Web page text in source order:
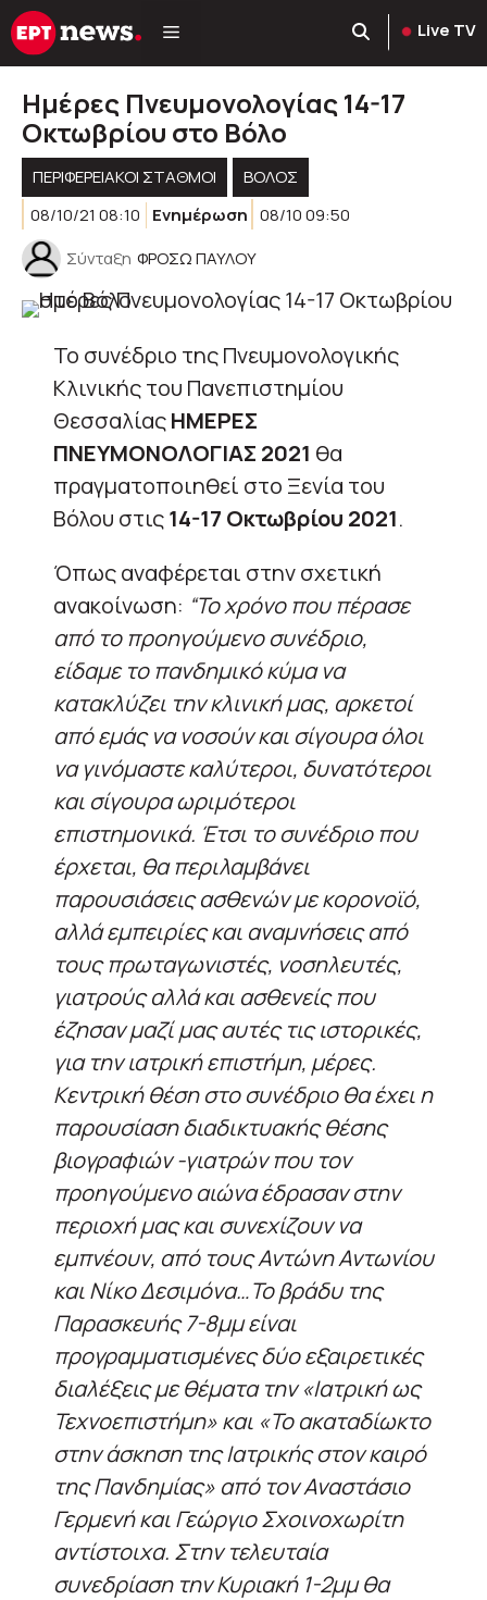
Μετάβαση
σε
Live TV
Ημέρες Πνευμονολογίας 14-17
Οκτωβρίου στο Βόλο
ΠΕΡΙΦΕΡΕΙΑΚΟΊ ΣΤΑΘΜΟΊ
ΒΟΛΟΣ
08/10/21 08:10
Ενημέρωση 08/10 09:50
Σύνταξη ΦΡΟΣΩ ΠΑΥΛΟΥ
Το συνέδριο της Πνευμονολογικής
Κλινικής του Πανεπιστημίου
ΘεσσαλίαςΗΜΕΡΕΣ
ΠΝΕΥΜΟΝΟΛΟΓΙΑΣ 2021 θα
πραγματοποιηθεί στο Ξενία του
Βόλου στις14-17 Οκτωβρίου 2021.
Όπως αναφέρεται στην σχετική
ανακοίνωση: “Το χρόνο που πέρασε
από το προηγούμενο συνέδριο,
είδαμε το πανδημικό κύμα να
κατακλύζει την κλινική μας, αρκετοί
από εμάς να νοσούν και σίγουρα όλοι
να γινόμαστε καλύτεροι, δυνατότεροι
και σίγουρα ωριμότεροι
επιστημονικά. Έτσι το συνέδριο που
έρχεται, θα περιλαμβάνει
παρουσιάσεις ασθενών με κορονοϊό,
αλλά εμπειρίες και αναμνήσεις από
τους πρωταγωνιστές, νοσηλευτές,
γιατρούς αλλά και ασθενείς που
έζησαν μαζί μας αυτές τις ιστορικές,
για την ιατρική επιστήμη, μέρες.
Κεντρική θέση στο συνέδριο θα έχει η
παρουσίαση διαδικτυακής θέσης
βιογραφιών -γιατρών που τον
προηγούμενο αιώνα έδρασαν στην
περιοχή μας και συνεχίζουν να
εμπνέουν, από τους Αντώνη Αντωνίου
και Νίκο Δεσιμόνα…Το βράδυ της
Παρασκευής 7-8μμ είναι
προγραμματισμένες δύο εξαιρετικές
διαλέξεις με θέματα την «Ιατρική ως
Τεχνοεπιστήμη» και «Το ακαταδίωκτο
στην άσκηση της Ιατρικής στον καιρό
της Πανδημίας» από τον Αναστάσιο
Γερμενή και Γεώργιο Σχοινοχωρίτη
αντίστοιχα. Στην τελευταία
συνεδρίαση την Κυριακή 1-2μμ θα